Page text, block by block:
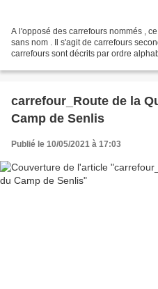
A l'opposé des carrefours nommés ,
sans nom . Il s'agit de carrefours
carrefours sont décrits par ordre
carrefour_Route de la
Camp de Senlis
Publié le 10/05/2021 à 17:03